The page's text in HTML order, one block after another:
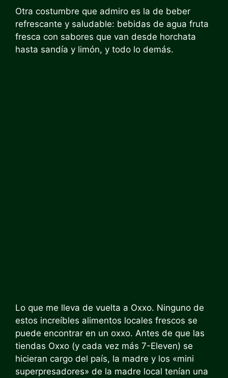
Otra costumbre que admiro es la de beber
refrescante y saludable: bebidas de agua fruta
fresca con sabores que van desde horchata
hasta sandía y limón, y todo lo demás.
Lo que me lleva de vuelta a Oxxo. Ninguno de
estos increíbles alimentos locales frescos se
puede encontrar en un oxxo. Antes de que las
tiendas Oxxo (y cada vez más 7-Eleven) se
hicieran cargo del país, la madre y los «mini
superpresadores» de la madre local tenían una